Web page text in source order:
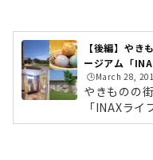
プへ参加も
併設してい
ットなんで
ージアム」
【後編】やき
ージアム「
🕒️March 28,
やきものの
「INAXラ
た。世界の